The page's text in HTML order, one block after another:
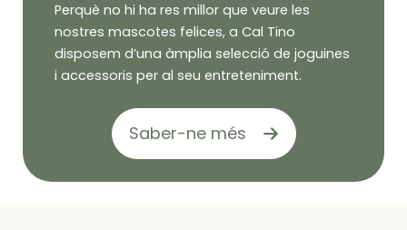
Perquè no hi ha res millor que veure les
nostres mascotes felices, a Cal Tino
disposem d’una àmplia selecció de joguines
i accessoris per al seu entreteniment.
Saber-ne més